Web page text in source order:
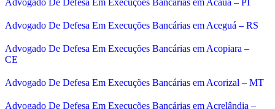
Advogado De Defesa Em Execuções Bancárias em Aceguá – RS
Advogado De Defesa Em Execuções Bancárias em Acopiara –
CE
Advogado De Defesa Em Execuções Bancárias em Acorizal – MT
Advogado De Defesa Em Execuções Bancárias em Acrelândia –